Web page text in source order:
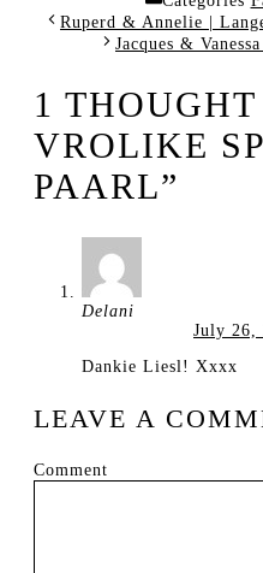
Ruperd & Annelie |
Jacques &
1
VROLIKE
PAARL”
Delani
July 26,
Dankie Liesl! Xxxx
LEAVE A
Comment